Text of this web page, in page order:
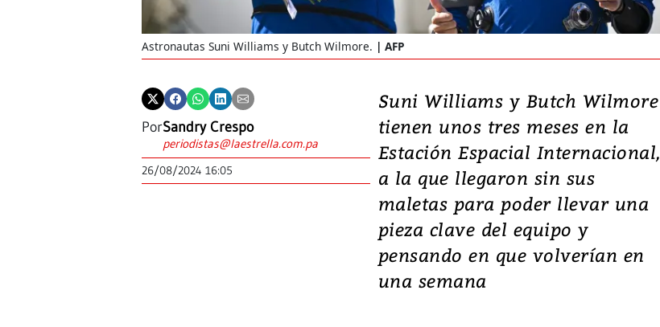
Astronautas Suni Williams y Butch Wilmore. AFP
PorSandry Crespo
periodistas@laestrella.com.pa
26/08/2024 16:05
Suni Williams y Butch Wilmore
tienen unos tres meses en la
Estación Espacial Internacional,
a la que llegaron sin sus
maletas para poder llevar una
pieza clave del equipo y
pensando en que volverían en
una semana
referencias hacia sus adversarios, el
presidente de Brasil, Luiz Inácio Lula
da Silva, oficializó este domingo su
candidatura ...